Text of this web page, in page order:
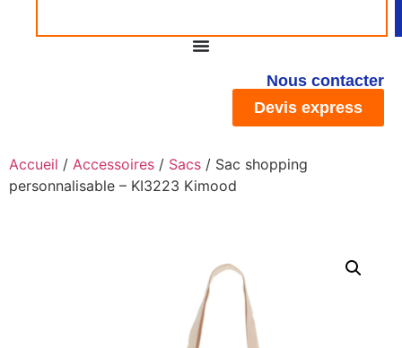
Nous contacter
Devis express
Accueil / Accessoires / Sacs / Sac shopping
personnalisable – KI3223 Kimood